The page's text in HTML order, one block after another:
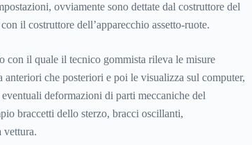
ovviamente sono dettate dal costruttore del
il costruttore dell’apparecchio assetto-ruote.
con il quale il tecnico gommista rileva le misure
anteriori che posteriori e poi le visualizza sul computer,
deformazioni di parti meccaniche del
braccetti dello sterzo, bracci oscillanti,
vettura.